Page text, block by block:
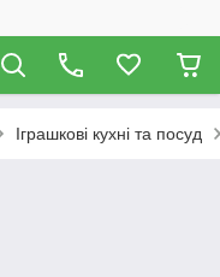
Іграшкові кухні та посуд